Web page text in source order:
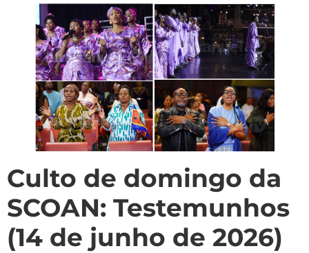
Culto de domingo da
SCOAN: Testemunhos
(14 de junho de 2026)